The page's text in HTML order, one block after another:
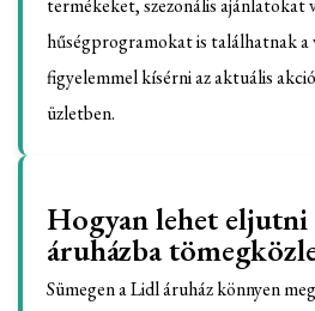
termékeket, szezonális ajánlatokat
hűségprogramokat is találhatnak a
figyelemmel kísérni az aktuális
üzletben.
Hogyan lehet
áruházba
Sümegen a Lidl áruház könnyen